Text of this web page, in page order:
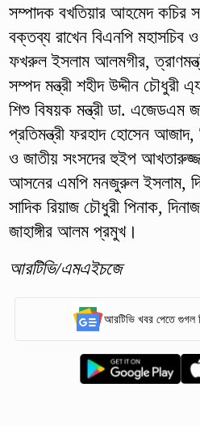
সম্পাদক বখতিয়ার আহমেদ কচির
বক্তব্য রাখেন বিএনপি মহাসচিব ও
ফখরুল ইসলাম আলমগীর,
সম্পদ মন্ত্রী শহীদ উদ্দীন চৌধুরী
শিশু বিষয়ক মন্ত্রী ডা. এজেডএম
প্রতিমন্ত্রী ফরহাদ হোসেন
ও জাতীয় সংসদের হুইপ
আসনের এমপি মনজুরুল ইসলাম,
সাদিক রিয়াজ চৌধুরী পিনাক,
জাহাঙ্গীর আলম প্রমুখ।
আরটিভি/এমএইচজে
আরটিভি খবর পেতে গুগল